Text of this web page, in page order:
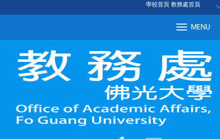
學校首頁 教務處首頁
MENU